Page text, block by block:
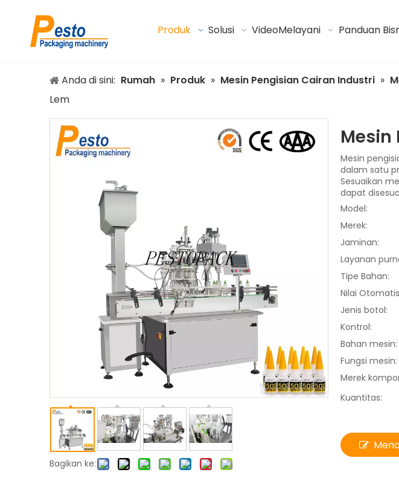
Produk Solusi VideoMelayani Panduan
Anda di sini: Rumah » Produk » Mesin Pengisian Cairan Industri »
Lem
Bagikan ke:
Mesin
Mesin
dalam satu
Sesuaikan
dapat
Model:
Merek:
Jaminan:
Layanan
Tipe Bahan:
Nilai
Jenis botol:
Kontrol:
Bahan mesin:
Fungsi mesin:
Merek
Kuantitas: